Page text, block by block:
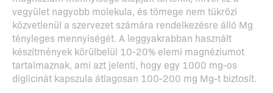
vegyület nagyobb molekula, és tömege nem tükrözi
közvetlenül a szervezet számára rendelkezésre álló Mg
tényleges mennyiségét. A leggyakrabban használt
készítmények körülbelül 10-20% elemi magnéziumot
tartalmaznak, ami azt jelenti, hogy egy 1000 mg-os
diglicinát kapszula átlagosan 100-200 mg Mg-t biztosít.